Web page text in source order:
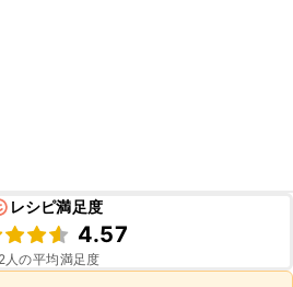
レシピ満足度
4.57
人の平均満足度